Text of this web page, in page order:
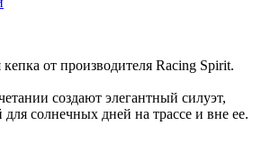
от производителя Racing Spirit.
создают элегантный силуэт,
солнечных дней на трассе и вне ее.